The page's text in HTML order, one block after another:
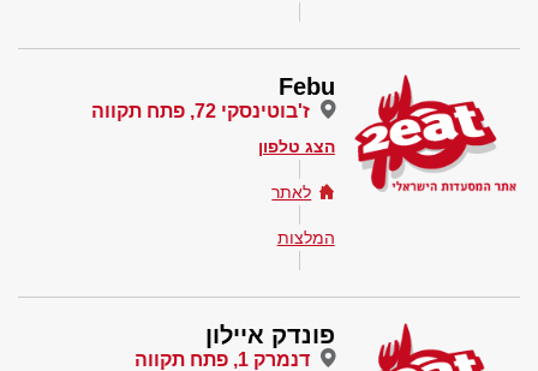
Febu
ז'בוטינסקי 72, פתח תקווה
הצג טלפון
לאתר
המלצות
פונדק איילון
דנמרק 1, פתח תקווה